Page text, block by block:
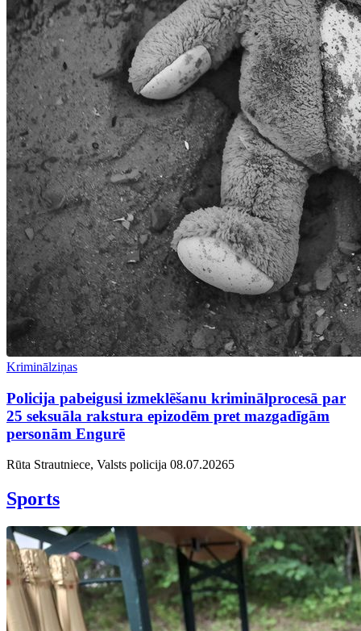
Kriminālziņas
Policija pabeigusi izmeklēšanu kriminālprocesā par
25 seksuāla rakstura epizodēm pret mazgadīgām
personām Engurē
Rūta Strautniece, Valsts policija 08.07.20265
Sports